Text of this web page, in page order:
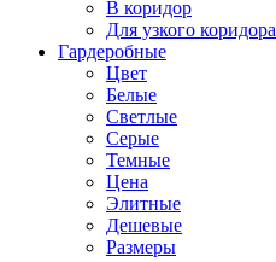
В коридор
Для узкого коридора
Гардеробные
Цвет
Белые
Светлые
Серые
Темные
Цена
Элитные
Дешевые
Размеры